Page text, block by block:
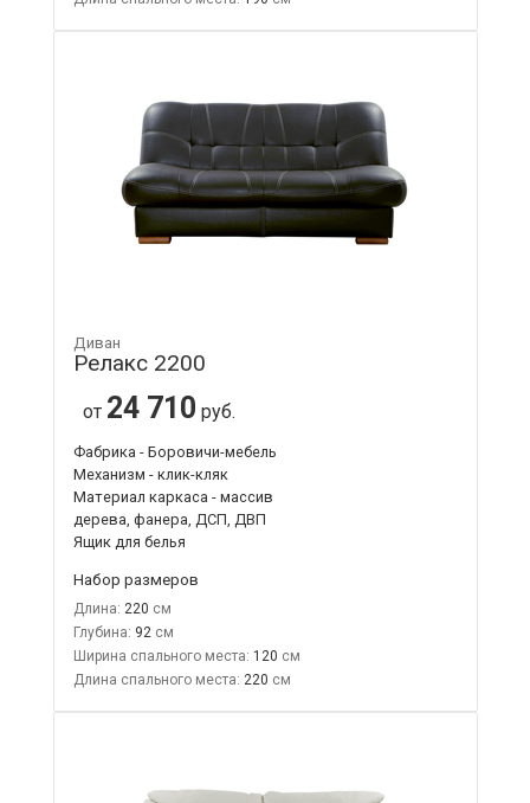
Диван
Релакс 2200
от 24 710 руб.
Фабрика - Боровичи-мебель
Механизм - клик-кляк
Материал каркаса - массив
дерева, фанера, ДСП, ДВП
Ящик для белья
Набор размеров
Длина: 220
Глубина: 92
Ширина спального места: 120
Длина спального места: 220